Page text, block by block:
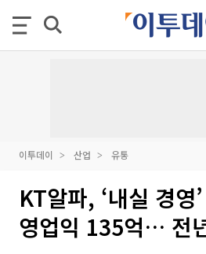
이투데이 산업 유통
KT알파, ‘내실 경영
영업익 135억… 전